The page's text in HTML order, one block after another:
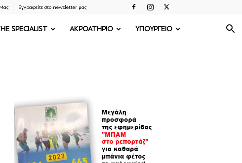
Εγγραφείτε στο newsletter μας
SPECIALIST ΑΚΡΟΑΤΗΡΙΟ ΥΠΟΥΡΓΕΙΟ